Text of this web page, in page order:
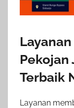
Pekojan
Terbaik
Layanan